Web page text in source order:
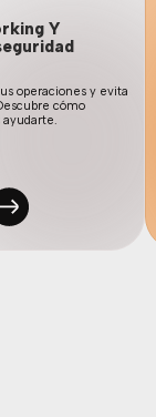
Y
operaciones y evita
cómo
ayudarte.